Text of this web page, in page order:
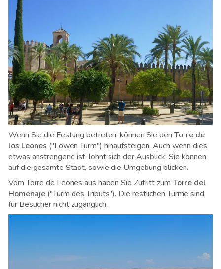
Wenn Sie die Festung betreten, können Sie den Torre de
los Leones ("Löwen Turm") hinaufsteigen. Auch wenn dies
etwas anstrengend ist, lohnt sich der Ausblick: Sie können
auf die gesamte Stadt, sowie die Umgebung blicken.
Vom Torre de Leones aus haben Sie Zutritt zum Torre del
Homenaje ("Turm des Tributs"). Die restlichen Türme sind
für Besucher nicht zugänglich.